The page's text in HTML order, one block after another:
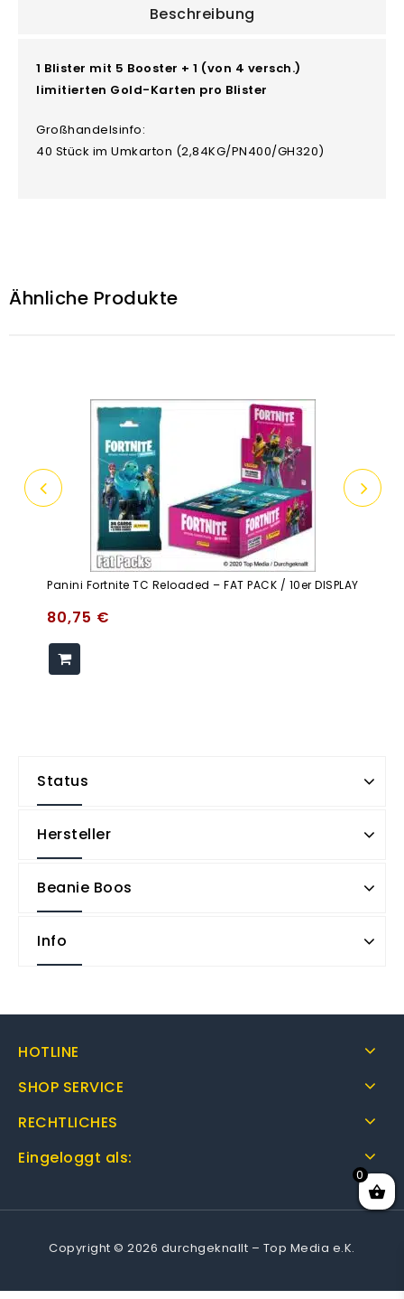
Beschreibung
1 Blister mit 5 Booster + 1 (von 4 versch.)
limitierten Gold-Karten pro Blister
Großhandelsinfo:
40 Stück im Umkarton (2,84KG/PN400/GH320)
Ähnliche Produkte
Panini Fortnite TC Reloaded – FAT PACK / 10er DISPLAY
80,75 €
Status
Hersteller
Beanie Boos
Info
HOTLINE
SHOP SERVICE
RECHTLICHES
Eingeloggt als:
Copyright © 2026 durchgeknallt – Top Media e.K.
0